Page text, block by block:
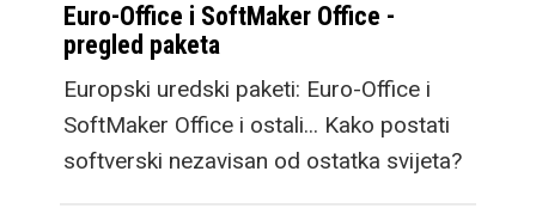
Euro-Office i SoftMaker Office -
pregled paketa
Europski uredski paketi: Euro-Office i
SoftMaker Office i ostali... Kako postati
softverski nezavisan od ostatka svijeta?